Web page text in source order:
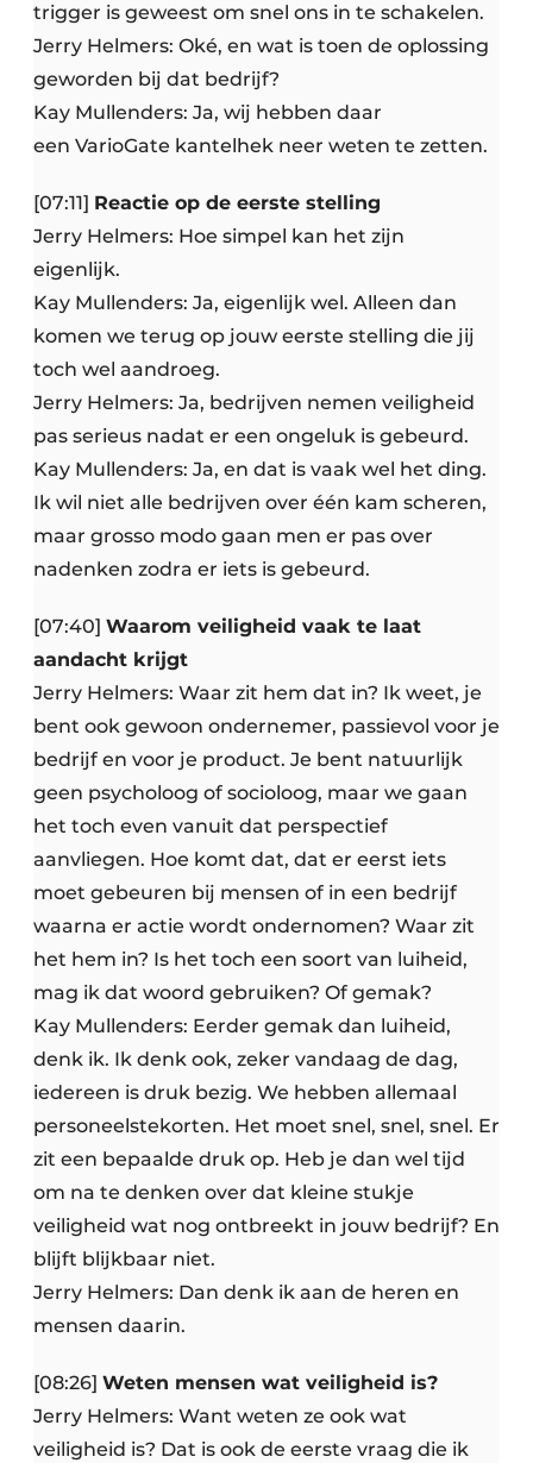
trigger is geweest om snel ons in te schakelen.
Jerry Helmers: Oké, en wat is toen de oplossing
geworden bij dat bedrijf?
Kay Mullenders: Ja, wij hebben daar
een VarioGate kantelhek neer weten te zetten.
[07:11] Reactie op de eerste stelling
Jerry Helmers: Hoe simpel kan het zijn
eigenlijk.
Kay Mullenders: Ja, eigenlijk wel. Alleen dan
komen we terug op jouw eerste stelling die jij
toch wel aandroeg.
Jerry Helmers: Ja, bedrijven nemen veiligheid
pas serieus nadat er een ongeluk is gebeurd.
Kay Mullenders: Ja, en dat is vaak wel het ding.
Ik wil niet alle bedrijven over één kam scheren,
maar grosso modo gaan men er pas over
nadenken zodra er iets is gebeurd.
[07:40] Waarom veiligheid vaak te laat
aandacht krijgt
Jerry Helmers: Waar zit hem dat in? Ik weet, je
bent ook gewoon ondernemer, passievol voor je
bedrijf en voor je product. Je bent natuurlijk
geen psycholoog of socioloog, maar we gaan
het toch even vanuit dat perspectief
aanvliegen. Hoe komt dat, dat er eerst iets
moet gebeuren bij mensen of in een bedrijf
waarna er actie wordt ondernomen? Waar zit
het hem in? Is het toch een soort van luiheid,
mag ik dat woord gebruiken? Of gemak?
Kay Mullenders: Eerder gemak dan luiheid,
denk ik. Ik denk ook, zeker vandaag de dag,
iedereen is druk bezig. We hebben allemaal
personeelstekorten. Het moet snel, snel, snel. Er
zit een bepaalde druk op. Heb je dan wel tijd
om na te denken over dat kleine stukje
veiligheid wat nog ontbreekt in jouw bedrijf? En
blijft blijkbaar niet.
Jerry Helmers: Dan denk ik aan de heren en
mensen daarin.
[08:26] Weten mensen wat veiligheid is?
Jerry Helmers: Want weten ze ook wat
veiligheid is? Dat is ook de eerste vraag die ik